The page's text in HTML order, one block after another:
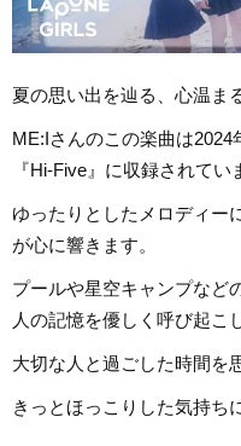
夏の思い出を辿る、心温ま
ME:Iさんのこの楽曲は
『Hi-Five』に収録されてい
ゆったりとしたメロディー
が心に響きます。
プールや星空キャンプなど
人の記憶を優しく呼び起こ
大切な人と過ごした時間を
きっとほっこりした気持ち